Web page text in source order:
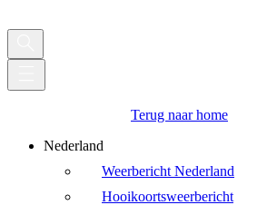
Terug naar home
Nederland
Weerbericht Nederland
Hooikoortsweerbericht